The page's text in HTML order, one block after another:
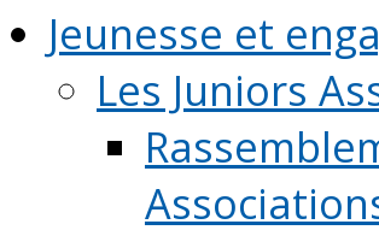
Jeunesse et
Les Juniors